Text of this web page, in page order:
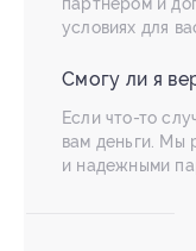
условиях для
Смогу ли я
Если что-то
вам деньги. Мы
и надежными